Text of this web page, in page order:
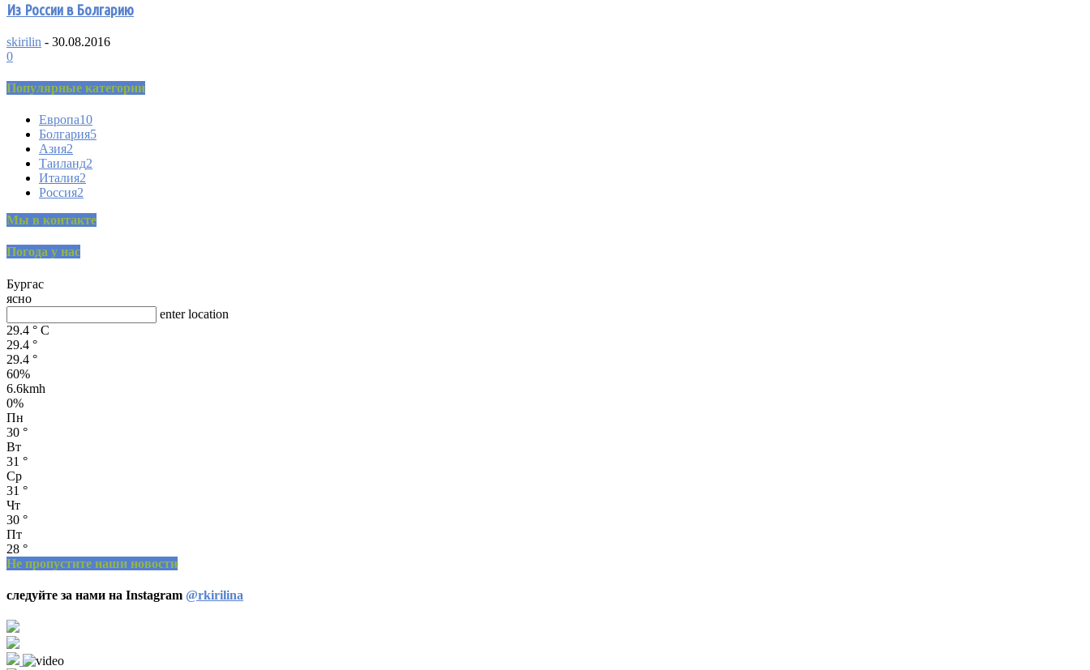
Из России в Болгарию
skirilin - 30.08.2016
0
Популярные категории
Европа10
Болгария5
Азия2
Таиланд2
Италия2
Россия2
Мы в контакте
Погода у нас
Бургас
ясно
enter location
29.4 ° C
29.4 °
29.4 °
60%
6.6kmh
0%
Пн
30 °
Вт
31 °
Ср
31 °
Чт
30 °
Пт
28 °
Не пропустите наши новости
следуйте за нами на Instagram @rkirilina